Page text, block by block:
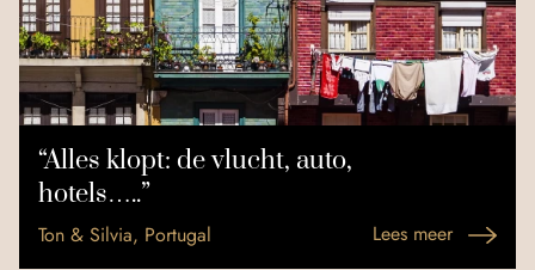
“Alles klopt: de vlucht, auto,
hotels…..”
Ton & Silvia, Portugal Lees meer